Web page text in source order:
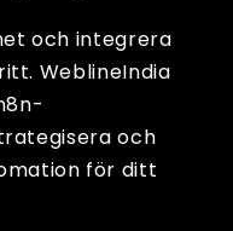
och integrera
WeblineIndia
och
för ditt